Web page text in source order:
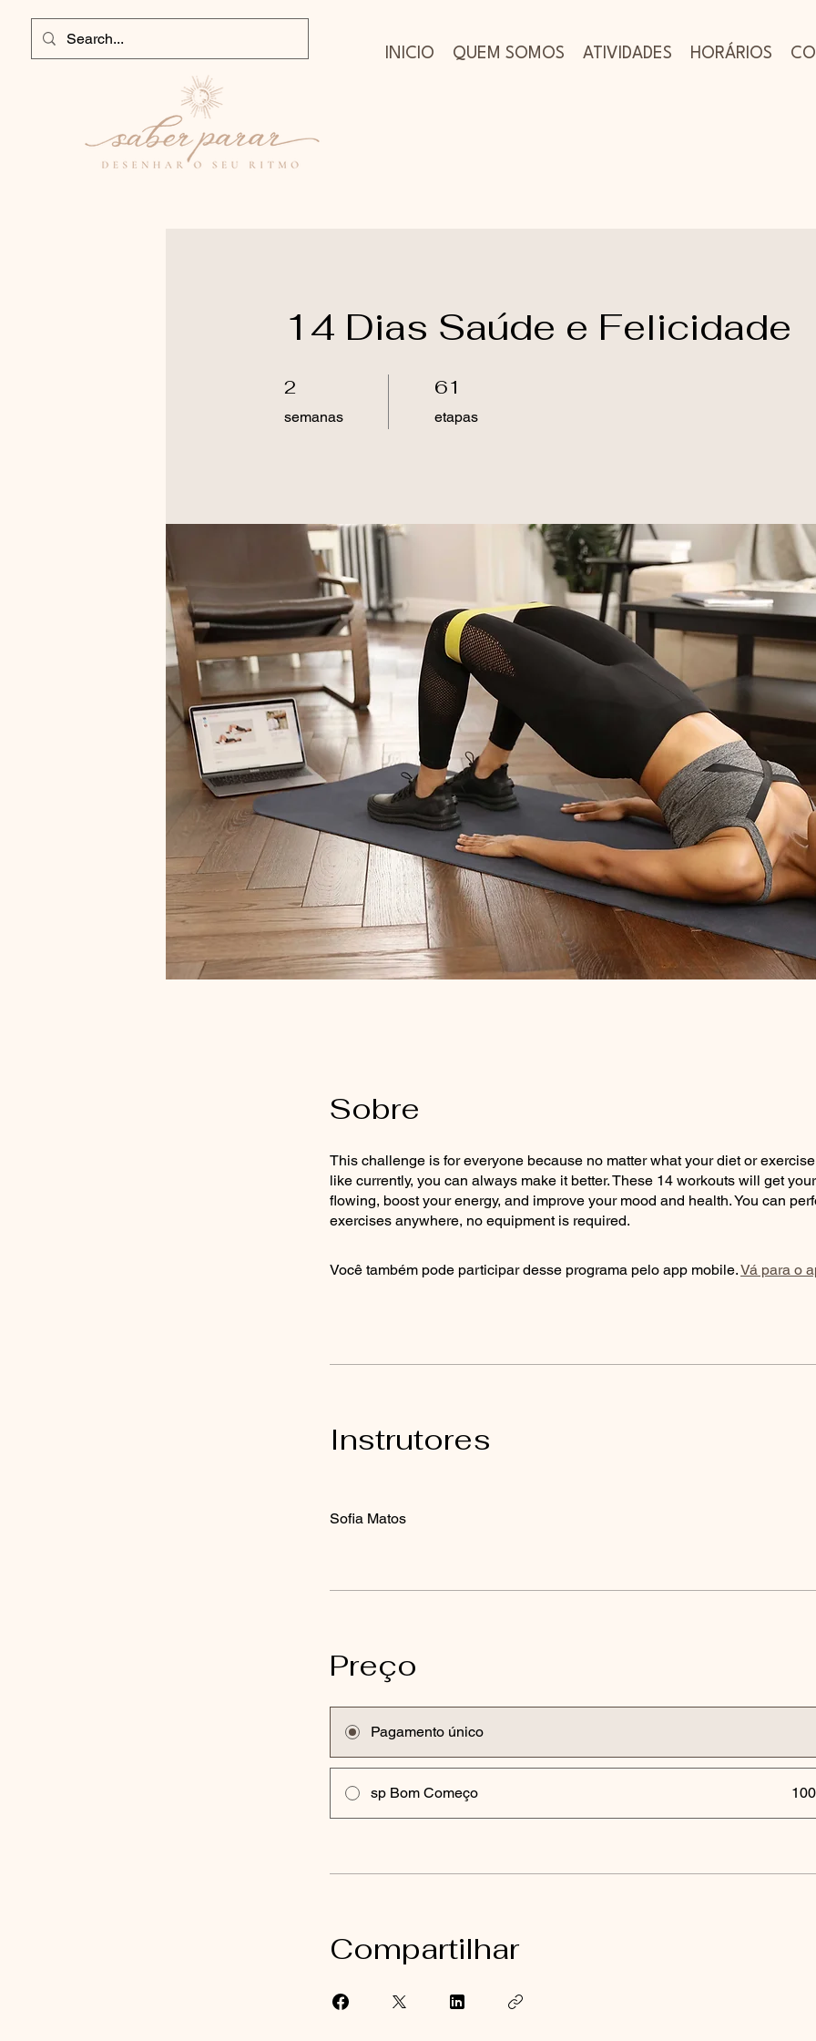
INICIO QUEM SOMOS ATIVIDADES HORÁRIOS
14 Dias Saúde e Felicidade
2
semanas
2 semanas 61
etapas
61 etapas
Sobre
This challenge is for everyone because no matter what your diet or
like currently, you can always make it better. These 14 workouts will get
flowing, boost your energy, and improve your mood and health. You can
Você também pode participar desse programa pelo app mobile.Vá para o
Instrutores
Sofia Matos
Preço
Pagamento único
sp Bom Começo
Compartilhar